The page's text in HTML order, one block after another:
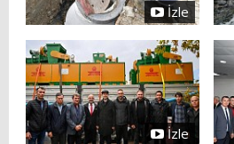
İzle
İzle